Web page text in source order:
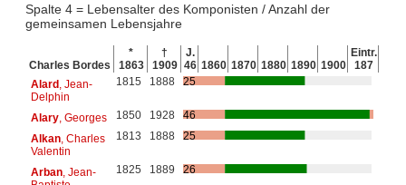
Spalte 4 = Lebensalter des Komponisten / Anzahl der
gemeinsamen Lebensjahre
Charles Bordes
*
1863
†
1909
J.
46 1860 1870 1880 1890 1900
Eintr.
187
Alard , Jean-
Delphin
1815 1888 25
Alary, Georges 1850 1928
46
Alkan, Charles
Valentin
1813 1888 25
Arban, Jean-
1825 1889 26